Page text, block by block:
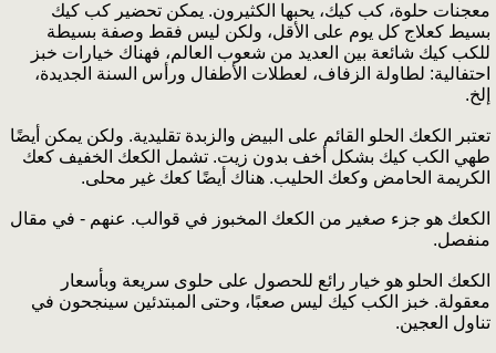
معجنات حلوة، كب كيك، يحبها الكثيرون. يمكن تحضير كب كيك
بسيط كعلاج كل يوم على الأقل، ولكن ليس فقط وصفة بسيطة
للكب كيك شائعة بين العديد من شعوب العالم، فهناك خيارات خبز
احتفالية: لطاولة الزفاف، لعطلات الأطفال ورأس السنة الجديدة،
إلخ.
تعتبر الكعك الحلو القائم على البيض والزبدة تقليدية. ولكن يمكن أيضًا
طهي الكب كيك بشكل أخف بدون زيت. تشمل الكعك الخفيف كعك
الكريمة الحامض وكعك الحليب. هناك أيضًا كعك غير محلى.
الكعك هو جزء صغير من الكعك المخبوز في قوالب. عنهم - في مقال
منفصل.
الكعك الحلو هو خيار رائع للحصول على حلوى سريعة وبأسعار
معقولة. خبز الكب كيك ليس صعبًا، وحتى المبتدئين سينجحون في
تناول العجين.